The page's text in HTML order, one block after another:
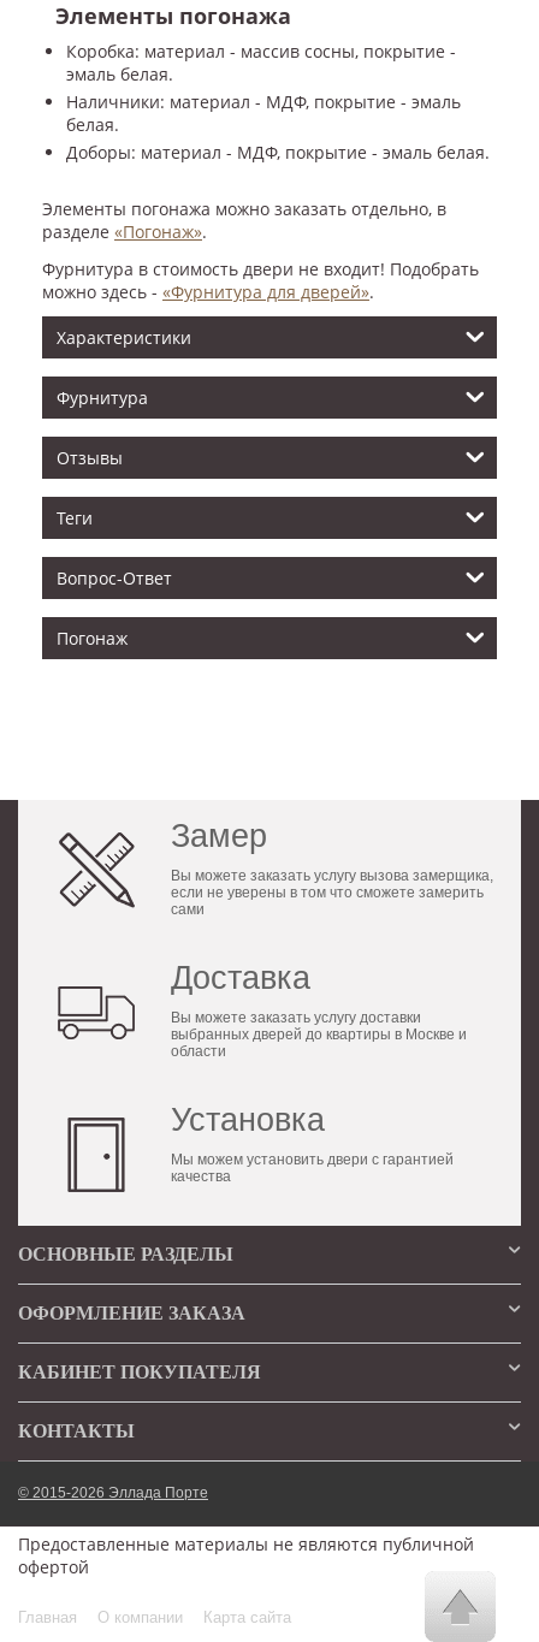
Элементы погонажа
Коробка: материал - массив сосны, покрытие -
эмаль белая.
Наличники: материал - МДФ, покрытие - эмаль
белая.
Доборы: материал - МДФ, покрытие - эмаль белая.
Элементы погонажа можно заказать отдельно, в
разделе «Погонаж».
Фурнитура в стоимость двери не входит! Подобрать
можно здесь - «Фурнитура для дверей».
Характеристики
Фурнитура
Отзывы
Теги
Вопрос-Ответ
Погонаж
Замер
Вы можете заказать услугу вызова замерщика,
если не уверены в том что сможете замерить
сами
Доставка
Вы можете заказать услугу доставки
выбранных дверей до квартиры в Москве и
области
Установка
Мы можем установить двери с гарантией
качества
ОСНОВНЫЕ РАЗДЕЛЫ
ОФОРМЛЕНИЕ ЗАКАЗА
КАБИНЕТ ПОКУПАТЕЛЯ
КОНТАКТЫ
© 2015-2026 Эллада Порте
Предоставленные материалы не являются публичной
офертой
Главная О компании Карта сайта